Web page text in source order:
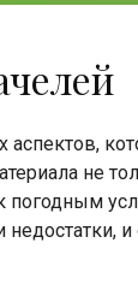
не
погодным